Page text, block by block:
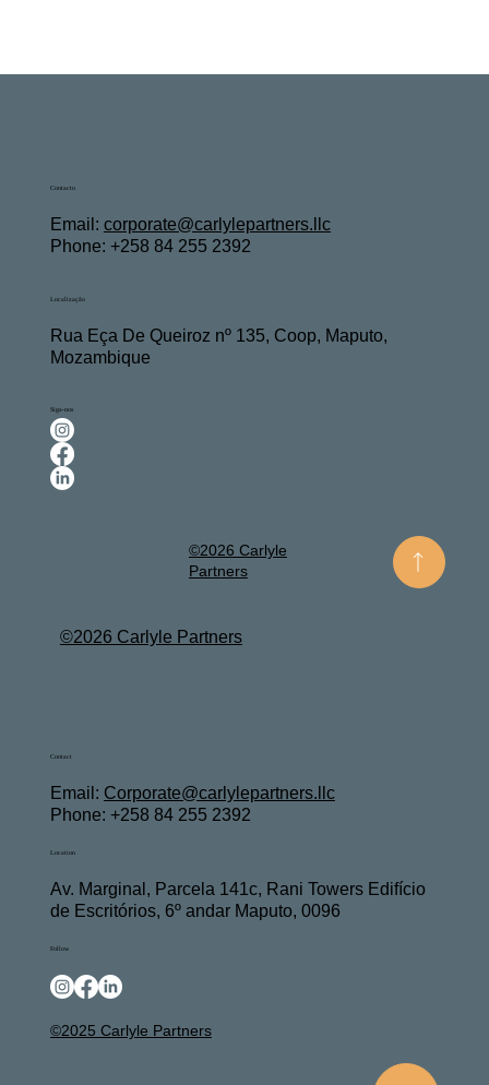
Contact
Email: Corporate@carlylepartners.llc
Phone: +258 84 255 2392
Location
Av. Marginal, Parcela 141c, Rani Towers Edifício
de Escritórios, 6º andar Maputo, 0096
Follow
©2025 Carlyle Partners
Contacto
Email: corporate@carlylepartners.llc
Phone: +258 84 255 2392
Localização
Rua Eça De Queiroz nº 135, Coop, Maputo,
Mozambique
Siga-nos
©2026 Carlyle
Partners
©2026 Carlyle Partners